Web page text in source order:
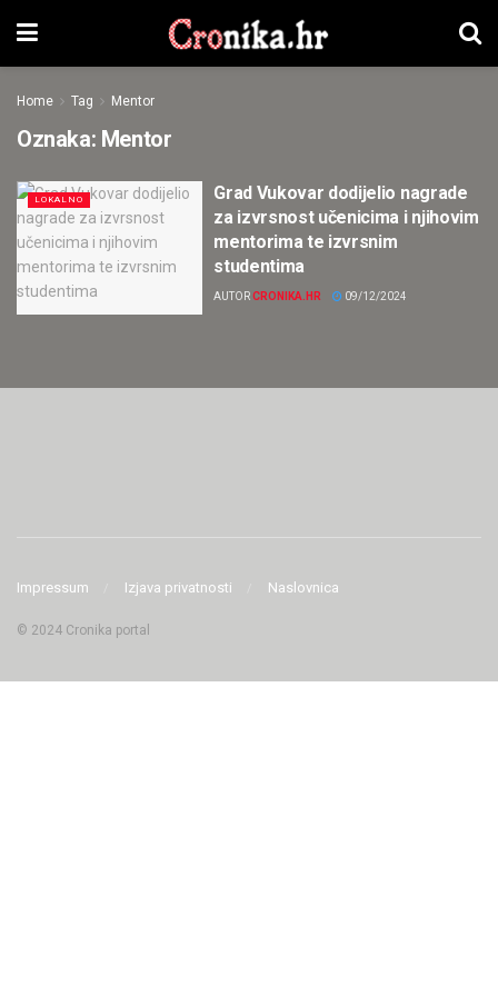
Home Tag Mentor
Oznaka: Mentor
LOKALNO
Grad Vukovar dodijelio nagrade
za izvrsnost učenicima i njihovim
mentorima te izvrsnim
studentima
AUTORCRONIKA.HR 09/12/2024
Impressum Izjava privatnosti Naslovnica
© 2024 Cronika portal